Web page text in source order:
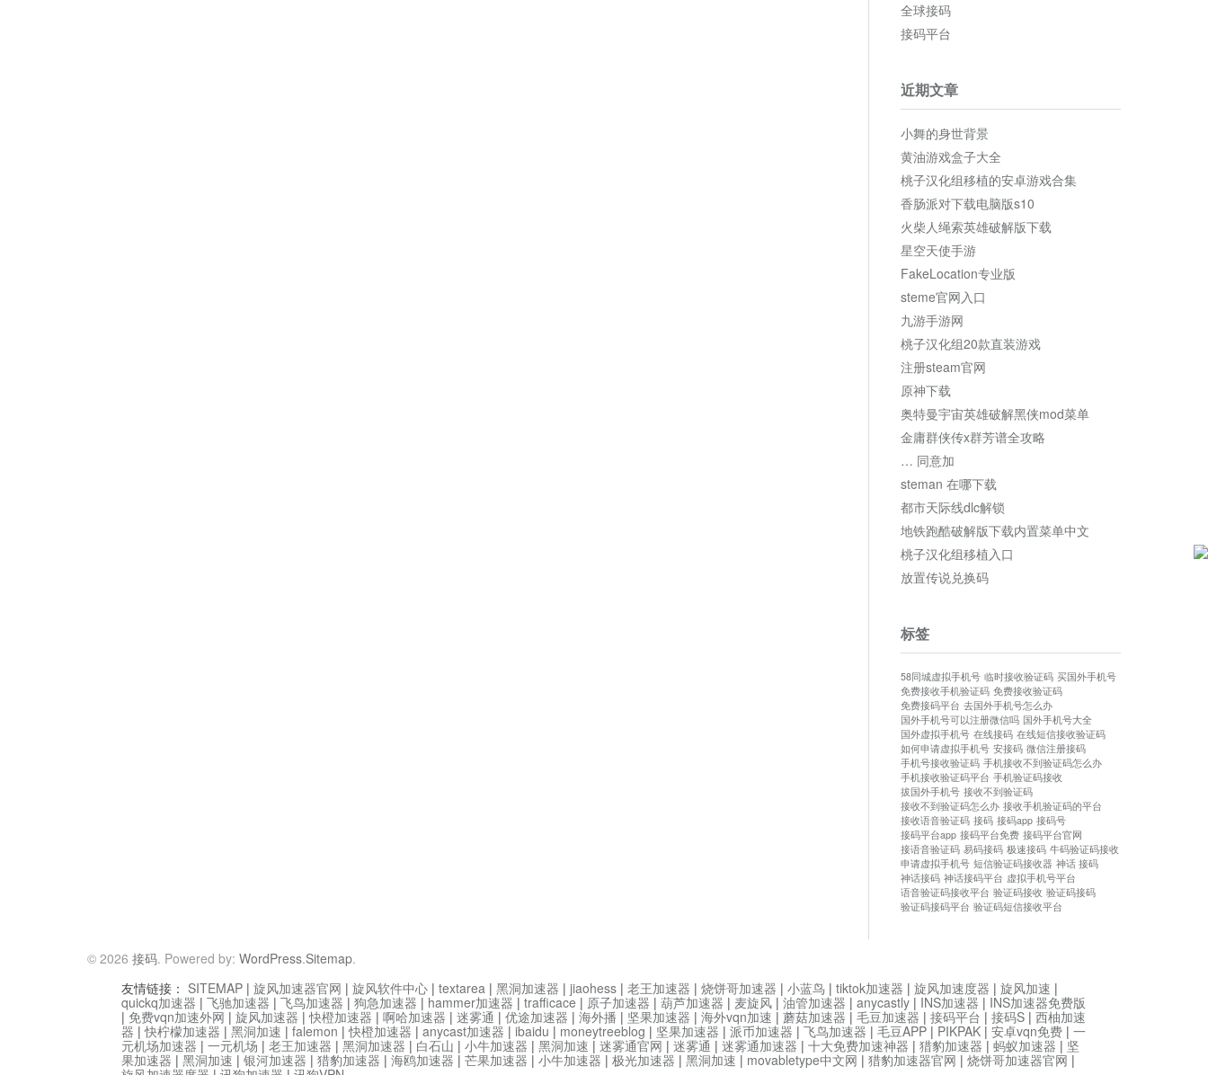
全球接码
接码平台
近期文章
小舞的身世背景
黄油游戏盒子大全
桃子汉化组移植的安卓游戏合集
香肠派对下载电脑版s10
火柴人绳索英雄破解版下载
星空天使手游
FakeLocation专业版
steme官网入口
九游手游网
桃子汉化组20款直装游戏
注册steam官网
原神下载
奥特曼宇宙英雄破解黑侠mod菜单
金庸群侠传x群芳谱全攻略
… 同意加
steman 在哪下载
都市天际线dlc解锁
地铁跑酷破解版下载内置菜单中文
桃子汉化组移植入口
放置传说兑换码
标签
58同城虚拟手机号 临时接收验证码 买国外手机号
免费接收手机验证码 免费接收验证码
免费接码平台 去国外手机号怎么办
国外手机号可以注册微信吗 国外手机号大全
国外虚拟手机号 在线接码 在线短信接收验证码
如何申请虚拟手机号 安接码 微信注册接码
手机号接收验证码 手机接收不到验证码怎么办
手机接收验证码平台 手机验证码接收
拔国外手机号 接收不到验证码
接收不到验证码怎么办 接收手机验证码的平台
接收语音验证码 接码 接码app 接码号
接码平台app 接码平台免费 接码平台官网
接语音验证码 易码接码 极速接码 牛码验证码接收
申请虚拟手机号 短信验证码接收器 神话 接码
神话接码 神话接码平台 虚拟手机号平台
语音验证码接收平台 验证码接收 验证码接码
验证码接码平台 验证码短信接收平台
© 2026 接码. Powered by: WordPress.Sitemap.
友情链接： SITEMAP | 旋风加速器官网 | 旋风软件中心 | textarea | 黑洞加速器 | jiaohess | 老王加速器 | 烧饼哥加速器 | 小蓝鸟 | tiktok加速器 | 旋风加速度器 | 旋风加速 |
quickq加速器 | 飞驰加速器 | 飞鸟加速器 | 狗急加速器 | hammer加速器 | trafficace | 原子加速器 | 葫芦加速器 | 麦旋风 | 油管加速器 | anycastly | INS加速器 | INS加速器免费版
| 免费vqn加速外网 | 旋风加速器 |快橙加速器 | 啊哈加速器 | 迷雾通 | 优途加速器 | 海外播 | 坚果加速器 | 海外vqn加速 | 蘑菇加速器 | 毛豆加速器 | 接码平台 | 接码S | 西柚加速
器 |快柠檬加速器 | 黑洞加速 | falemon |快橙加速器 | anycast加速器 | ibaidu | moneytreeblog | 坚果加速器 | 派币加速器 | 飞鸟加速器 | 毛豆APP | PIKPAK | 安卓vqn免费 | 一
元机场加速器 | 一元机场 | 老王加速器 | 黑洞加速器 | 白石山 | 小牛加速器 | 黑洞加速 | 迷雾通官网 | 迷雾通 | 迷雾通加速器 | 十大免费加速神器 | 猎豹加速器 | 蚂蚁加速器 | 坚
果加速器 | 黑洞加速 | 银河加速器 | 猎豹加速器 | 海鸥加速器 | 芒果加速器 | 小牛加速器 | 极光加速器 | 黑洞加速 | movabletype中文网 | 猎豹加速器官网 | 烧饼哥加速器官网 |